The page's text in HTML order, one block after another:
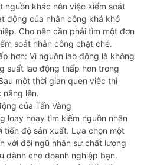
nguồn khác nên việc kiểm soát
động của nhân công khá khó
Cho nên cần phải tìm một đơn
soát nhân công chặt chẽ.
hơn: Vì nguồn lao động là không
suất lao động thấp hơn trong
một thời gian quen việc thì
nâng lên.
của Tấn Vàng
loay hoay tìm kiếm nguồn nhân
độ sản xuất. Lựa chọn một
với đội ngũ nhân sự chất lượng
dành cho doanh nghiệp bạn.